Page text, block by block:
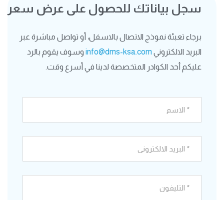
سجل بياناتك للحصول على عرض سعر
برجاء تعبئة نموذج الاتصال بالاسفل، أو تواصل مباشرة عبر
البريد الالكتروني info@dms-ksa.com وسوف يقوم بالرد
عليكم أحد الكوادر المتخصصة لدينا في أسرع وقت.